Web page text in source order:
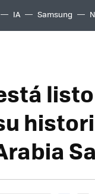
IA Samsung